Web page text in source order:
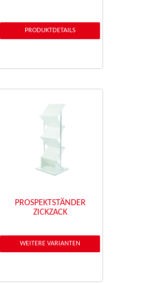
PRODUKTDETAILS
PROSPEKTSTÄNDER
ZICKZACK
WEITERE VARIANTEN